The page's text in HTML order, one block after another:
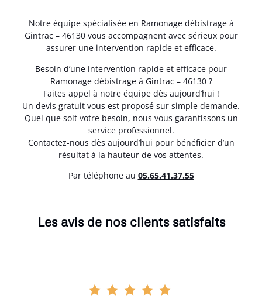
Notre équipe spécialisée en Ramonage débistrage à
Gintrac – 46130 vous accompagnent avec sérieux pour
assurer une intervention rapide et efficace.
Besoin d’une intervention rapide et efficace pour
Ramonage débistrage à Gintrac – 46130 ?
Faites appel à notre équipe dès aujourd’hui !
Un devis gratuit vous est proposé sur simple demande.
Quel que soit votre besoin, nous vous garantissons un
service professionnel.
Contactez-nous dès aujourd’hui pour bénéficier d’un
résultat à la hauteur de vos attentes.
Par téléphone au 05.65.41.37.55
Les avis de nos clients satisfaits